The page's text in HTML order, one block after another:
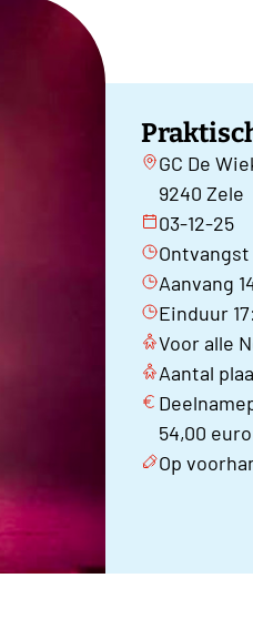
GC De
9240 Zele
03-12-25
Ontvangst
Aanvang
Einduur
Voor alle
Aantal
54,00
Op